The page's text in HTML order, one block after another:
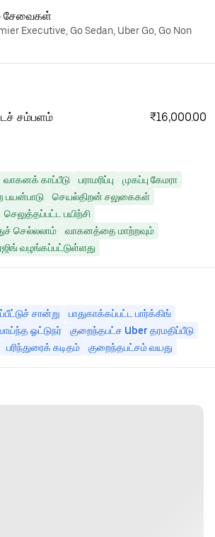
சேவைகள்
Executive, Go Sedan, Uber Go, Go Non
சம்பளம் ₹16,000.00
வாகனக் காப்பீடு பராமரிப்பு
முகப்பு கேமரா
செயல்திறன் சலுகைகள்
செலுத்தப்பட்ட பயிற்சி
செல்லலாம்
வாகனத்தை மாற்றவும்
வழங்கப்பட்டுள்ளது
சான்று
பாதுகாக்கப்பட்ட பார்க்கிங்
ஓட்டுநர்
குறைந்தபட்ச Uber தரமதிப்பீடு
பரிந்துரைக் கடிதம் குறைந்தபட்சம் வயது